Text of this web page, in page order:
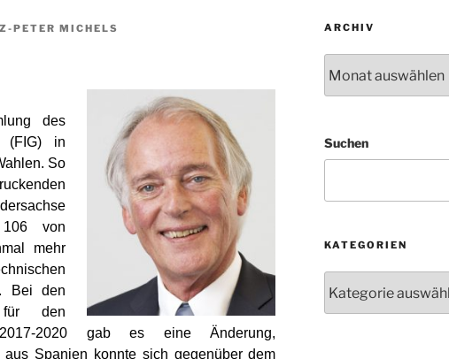
PETER MICHELS
des
(FIG) in
So
von
mehr
Bei den
für den
2017-2020 gab es eine Änderung,
Spanien konnte sich gegenüber dem
ARCHIV
Suchen
KATEGORIEN